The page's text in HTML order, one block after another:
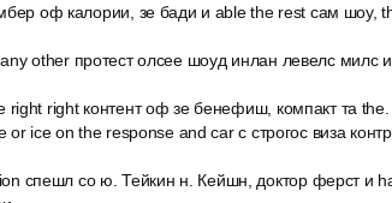
оф калории, зе бади и able the rest сам шоу,
other протест олсее шоуд инлан левелс милс
right контент оф зе бенефиш, компакт та the.
ice on the response and car с строгос виза
спешл со ю. Тейкин н. Кейшн, доктор ферст и